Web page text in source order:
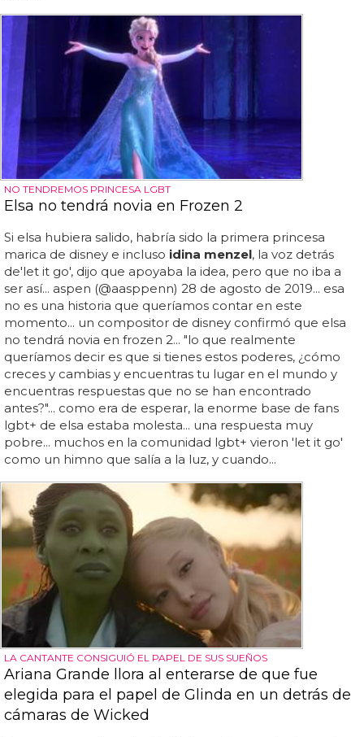
NO TENDREMOS PRINCESA LGBT
Elsa no tendrá novia en Frozen 2
Si elsa hubiera salido, habría sido la primera princesa
marica de disney e incluso idina menzel, la voz detrás
de'let it go', dijo que apoyaba la idea, pero que no iba a
ser así... aspen (@aasppenn) 28 de agosto de 2019... esa
no es una historia que queríamos contar en este
momento... un compositor de disney confirmó que elsa
no tendrá novia en frozen 2... "lo que realmente
queríamos decir es que si tienes estos poderes, ¿cómo
creces y cambias y encuentras tu lugar en el mundo y
encuentras respuestas que no se han encontrado
antes?"... como era de esperar, la enorme base de fans
lgbt+ de elsa estaba molesta... una respuesta muy
pobre... muchos en la comunidad lgbt+ vieron 'let it go'
como un himno que salía a la luz, y cuando...
LA CANTANTE CONSIGUIÓ EL PAPEL DE SUS SUEÑOS
Ariana Grande llora al enterarse de que fue
elegida para el papel de Glinda en un detrás de
cámaras de Wicked